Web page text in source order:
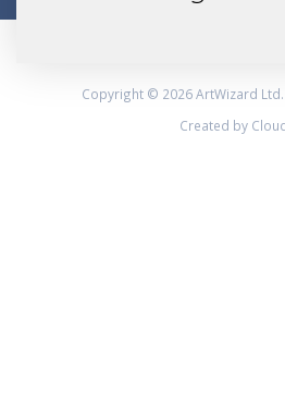
Copyright © 2026 ArtWizard
Created by